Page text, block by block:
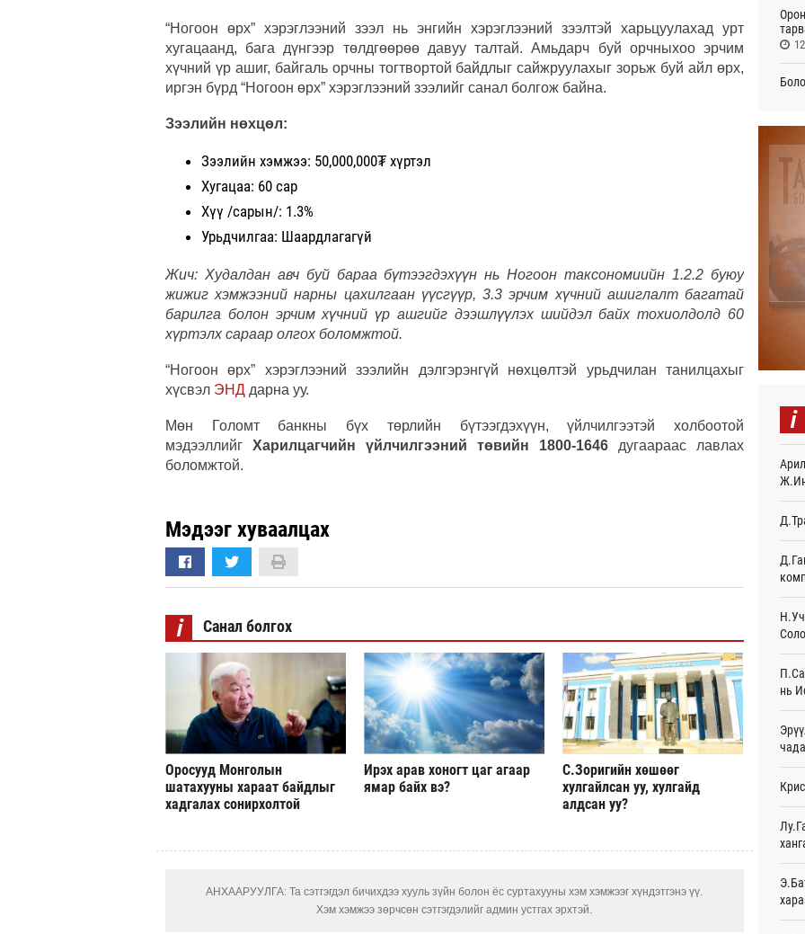
“Ногоон өрх” хэрэглээний зээл нь энгийн хэрэглээний зээлтэй харьцуулахад урт
хугацаанд, бага дүнгээр төлдгөөрөө давуу талтай. Амьдарч буй орчныхоо эрчим
хүчний үр ашиг, байгаль орчны тогтвортой байдлыг сайжруулахыг зорьж буй айл өрх,
иргэн бүрд “Ногоон өрх” хэрэглээний зээлийг санал болгож байна.
Зээлийн нөхцөл:
Зээлийн хэмжээ: 50,000,000₮ хүртэл
Хугацаа: 60 сар
Хүү /сарын/: 1.3%
Урьдчилгаа: Шаардлагагүй
Жич: Худалдан авч буй бараа бүтээгдэхүүн нь Ногоон таксономиийн 1.2.2 буюу
жижиг хэмжээний нарны цахилгаан үүсгүүр, 3.3 эрчим хүчний ашиглалт багатай
барилга болон эрчим хүчний үр ашгийг дээшлүүлэх шийдэл байх тохиолдолд 60
хүртэлх сараар олгох боломжтой.
“Ногоон өрх” хэрэглээний зээлийн дэлгэрэнгүй нөхцөлтэй урьдчилан танилцахыг
хүсвэл ЭНД дарна уу.
Мөн Голомт банкны бүх төрлийн бүтээгдэхүүн, үйлчилгээтэй холбоотой
мэдээллийг Харилцагчийн үйлчилгээний төвийн 1800-1646 дугаараас лавлах
боломжтой.
Мэдээг хуваалцах
i Санал болгох
Оросууд Монголын
шатахууны хараат байдлыг
хадгалах сонирхолтой
Ирэх арав хоногт цаг агаар
ямар байх вэ?
С.Зоригийн хөшөөг
хулгайлсан уу, хулгайд
алдсан уу?
АНХААРУУЛГА: Та сэтгэгдэл бичихдээ хууль зүйн болон ёс суртахууны хэм хэмжээг хүндэтгэнэ үү.
Хэм хэмжээ зөрчсөн сэтгэгдэлийг админ устгах эрхтэй.
АНУ-
Энэ
i
нь